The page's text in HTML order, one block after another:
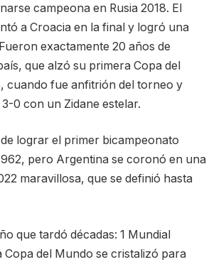
campeona en Rusia 2018. El
a Croacia en la final y logró una
exactamente 20 años de
que alzó su primera Copa del
cuando fue anfitrión del torneo y
0 con un Zidane estelar.
lograr el primer bicampeonato
pero Argentina se coronó en una
maravillosa, que se definió hasta
que tardó décadas: 1 Mundial
Copa del Mundo se cristalizó para